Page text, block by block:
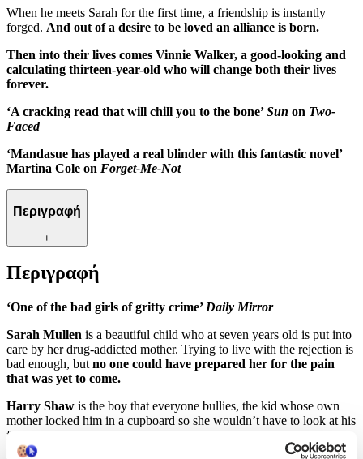
When he meets Sarah for the first time, a friendship is instantly
forged. And out of a desire to be loved an alliance is born.
Then into their lives comes Vinnie Walker, a good-looking and
calculating thirteen-year-old who will change both their lives
forever.
‘A cracking read that will chill you to the bone’Sun on Two-
Faced
‘Mandasue has played a real blinder with this fantastic novel’
Martina Cole on Forget-Me-Not
Περιγραφή
+
Περιγραφή
‘One of the bad girls of gritty crime’ Daily Mirror
Sarah Mullen is a beautiful child who at seven years old is put into
care by her drug-addicted mother. Trying to live with the rejection is
bad enough, but no one could have prepared her for the pain
that was yet to come.
Harry Shaw is the boy that everyone bullies, the kid whose own
mother locked him in a cupboard so she wouldn’t have to look at his
face, and then left him there.